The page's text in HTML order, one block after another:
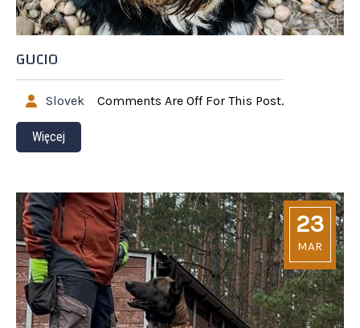
GUCIO
Slovek Comments Are Off For This Post.
Więcej
23
MAR